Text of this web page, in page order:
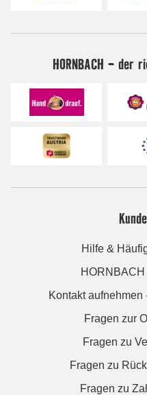
HORNBACH -
Hilfe &
Kontakt
Fragen zur
Fragen zu
Fragen zu
Fragen zu